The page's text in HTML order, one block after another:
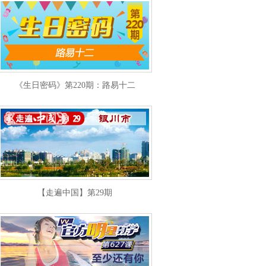
《生日密码》第220期：路易十二
【走遍中国】第29期